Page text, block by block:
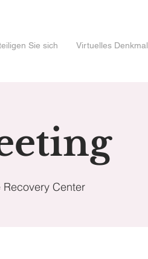
Sie sich Virtuelles Denkmal
Center